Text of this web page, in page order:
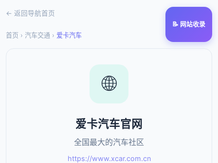
📝 网站收录
← 返回导航首页
首页 › 汽车交通 › 爱卡汽车
🌐
爱卡汽车官网
全国最大的汽车社区
https://www.xcar.com.cn